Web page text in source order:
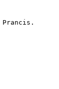
Prancis.